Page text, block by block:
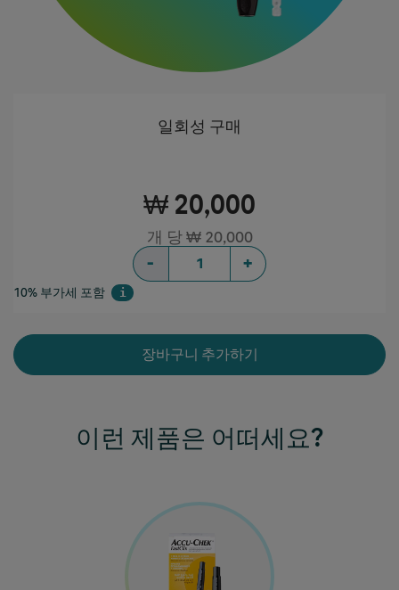
일회성 구매
₩ 20,000
개 당 ₩ 20,000
- +
10% 부가세 포함 i
장바구니 추가하기
이런 제품은 어떠세요?